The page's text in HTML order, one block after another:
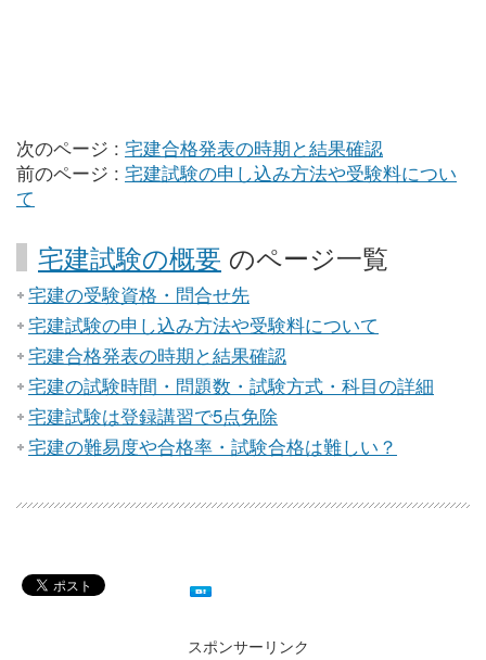
次のページ : 宅建合格発表の時期と結果確認
前のページ : 宅建試験の申し込み方法や受験料につい
て
宅建試験の概要 のページ一覧
宅建の受験資格・問合せ先
宅建試験の申し込み方法や受験料について
宅建合格発表の時期と結果確認
宅建の試験時間・問題数・試験方式・科目の詳細
宅建試験は登録講習で5点免除
宅建の難易度や合格率・試験合格は難しい？
スポンサーリンク